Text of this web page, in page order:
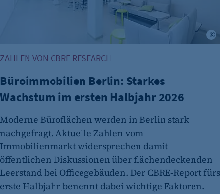
Dieser Cookie speichert die ausgewählten
Cookie Laufzeit:
1 Jahr
ZAHLEN VON CBRE RESEARCH
Büroimmobilien Berlin: Starkes
Wachstum im ersten Halbjahr 2026
Moderne Büroflächen werden in Berlin stark
nachgefragt. Aktuelle Zahlen vom
Immobilienmarkt widersprechen damit
öffentlichen Diskussionen über flächendeckenden
Leerstand bei Officegebäuden. Der CBRE-Report fürs
erste Halbjahr benennt dabei wichtige Faktoren.